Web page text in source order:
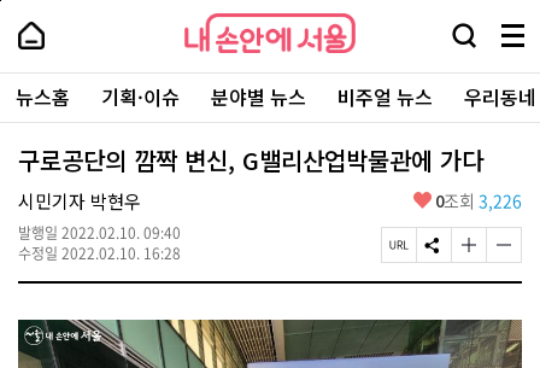
본
로
가
내
손
안
에
서
울
-
서
울
시
대
표
소
포
털
내
손
에
울
검
창
열
기
메
뉴
전
체
보
주
요
서
뉴스홈 기획·이슈 분야별 뉴스 비주얼 뉴스 우리동
구로공단의 깜짝 변신, G밸리산업박물관에 가다
시민기자 박현우
발행일 2022.02.10. 09:40
수정일 2022.02.10. 16:28
좋
요
0조회 3,226
페
이
U
R
L
S
N
공
유
하
글
자
기
크
게
글
자
기
작
게
페
상
단
로